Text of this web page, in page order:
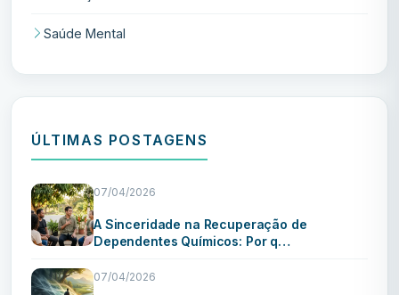
Saúde Mental
ÚLTIMAS POSTAGENS
07/04/2026
A Sinceridade na Recuperação de
Dependentes Químicos: Por q…
07/04/2026